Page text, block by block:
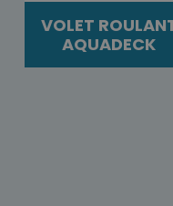
VOLET
AQUADECK